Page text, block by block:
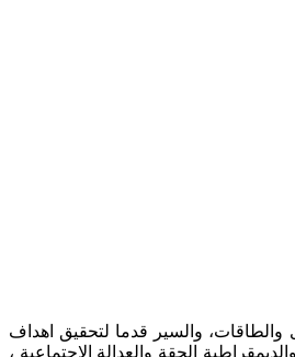
والطاقات، والسير قدما لتحقيق اهداف
الحقة والعدالة الاجتماعية ،